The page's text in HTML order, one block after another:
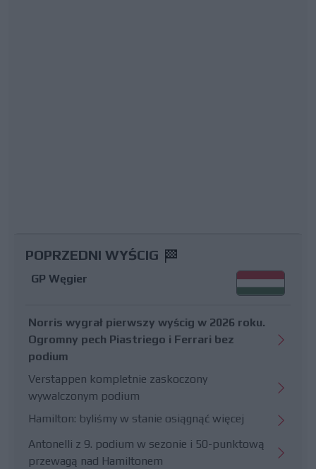
POPRZEDNI WYŚCIG
GP Węgier
Norris wygrał pierwszy wyścig w 2026 roku.
Ogromny pech Piastriego i Ferrari bez
podium
Verstappen kompletnie zaskoczony
wywalczonym podium
Hamilton: byliśmy w stanie osiągnąć więcej
Antonelli z 9. podium w sezonie i 50-punktową
przewagą nad Hamiltonem